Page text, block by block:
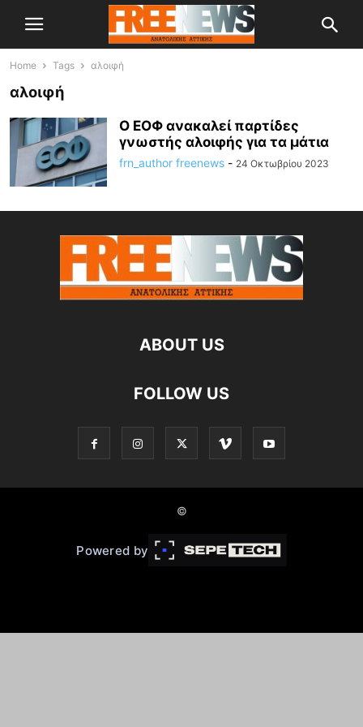
Home Tags αλοιφή
αλοιφή
Ο ΕΟΦ ανακαλεί παρτίδες
γνωστής αλοιφής για τα μάτια
frn_author freenews - 24 Οκτωβρίου 2023
ABOUT US
FOLLOW US
©
Powered by